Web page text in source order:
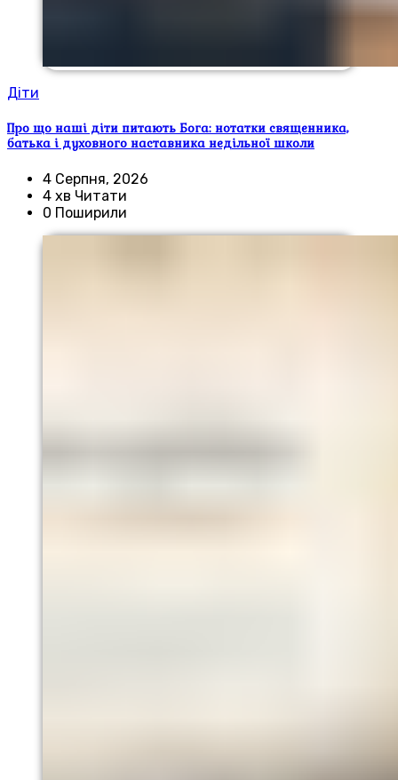
Діти
Про що наші діти питають Бога: нотатки священника,
батька і духовного наставника недільної школи
4 Серпня, 2026
4 хв Читати
0 Поширили